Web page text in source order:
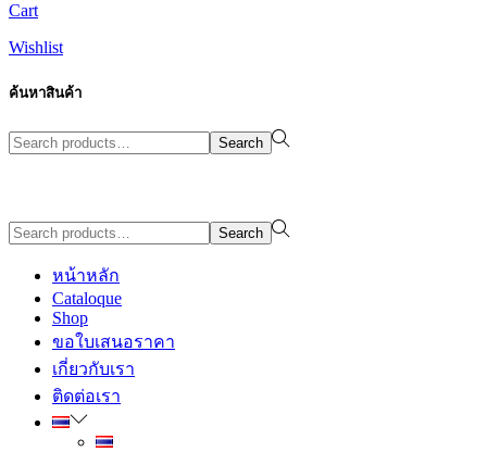
Cart
Wishlist
ค้นหาสินค้า
Search
for:>
Search
Search
for:>
Search
หน้าหลัก
Cataloque
Shop
ขอใบเสนอราคา
เกี่ยวกับเรา
ติดต่อเรา